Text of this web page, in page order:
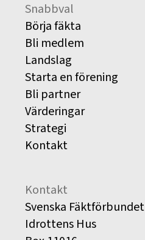
Snabbval
Börja fäkta
Bli medlem
Landslag
Starta en förening
Bli partner
Värderingar
Strategi
Kontakt
Kontakt
Svenska Fäktförbundet
Idrottens Hus